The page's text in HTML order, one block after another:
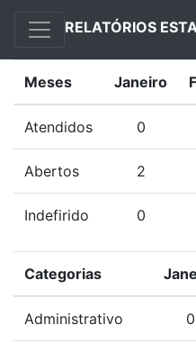
RELATÓRIOS
Meses Janeiro
Atendidos 0
Abertos 2
Indefirido 0
Categorias
Administrativo 0